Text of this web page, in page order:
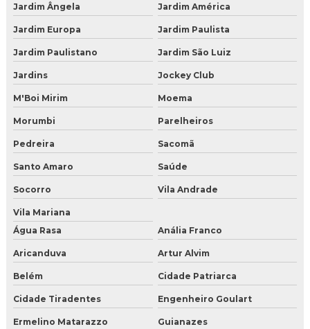
Venda de gelo seco em sao paulo
Gelo seco para comprar
Vender gelo seco
Comprar gelo seco para jateamento
Distribuidor de gelo seco
Distribuidor de gelo seco em BH
Distribuidor de gelo seco em Campo Grande
Distribuidor de gelo seco em curitiba
Distribuidor de gelo seco em nuggets
Distribuidor de gelo seco em Salvador
Jardim Ângela Jardim América
Jardim Europa Jardim Paulista
Jardim Paulistano Jardim São Luiz
Jardins Jockey Club
M'Boi Mirim Moema
Morumbi Parelheiros
Pedreira Sacomã
Santo Amaro Saúde
Socorro Vila Andrade
Vila Mariana
Água Rasa
Anália Franco
Aricanduva Artur Alvim
Belém Cidade Patriarca
Cidade Tiradentes Engenheiro Goulart
Ermelino Matarazzo Guianazes